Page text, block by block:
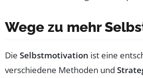
Wege zu mehr
Die Selbstmotivation ist eine
verschiedene Methoden und